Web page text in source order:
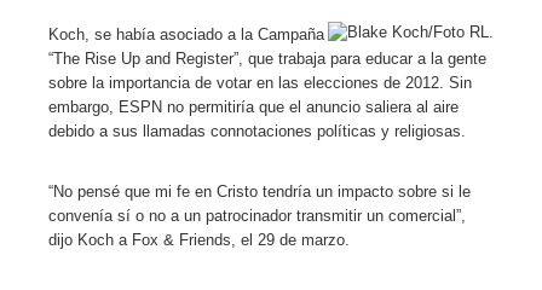
Koch, se había asociado a la Campaña
“The Rise Up and Register”, que trabaja para educar a la gente
sobre la importancia de votar en las elecciones de 2012. Sin
embargo, ESPN no permitiría que el anuncio saliera al aire
debido a sus llamadas connotaciones políticas y religiosas.
“No pensé que mi fe en Cristo tendría un impacto sobre si le
convenía sí o no a un patrocinador transmitir un comercial”,
dijo Koch a Fox & Friends, el 29 de marzo.